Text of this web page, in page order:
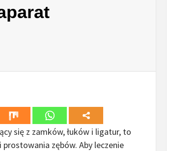
się z zamków, łuków i ligatur, to
zębów. Aby leczenie